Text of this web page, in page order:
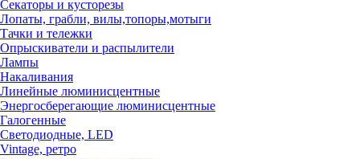
Секаторы и кусторезы
Лопаты, грабли, вилы,топоры,мотыги
Тачки и тележки
Опрыскиватели и распылители
Лампы
Накаливания
Линейные люминисцентные
Энергосберегающие люминисцентные
Галогенные
Светодиодные, LED
Vintage, ретро